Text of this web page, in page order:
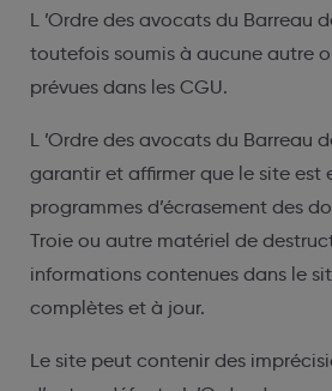
L ’Ordre des avocats du Barreau
toutefois soumis à aucune autre
prévues dans les CGU.
L ’Ordre des avocats du Barreau
garantir et affirmer que le site est
programmes d’écrasement des
Troie ou autre matériel de
informations contenues dans le
complètes et à jour.
Le site peut contenir des